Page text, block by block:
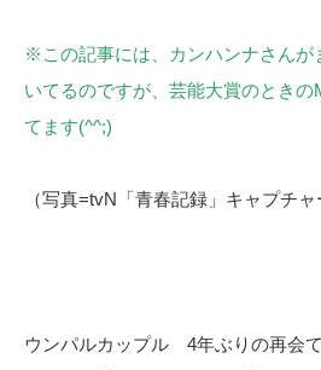
※この記事には、カンハンナさんが
いてるのですが、芸能大賞のとき
てます(^^;)
（写真=tvN「青春記録」キャプチャ
ウンパルカップル 4年ぶりの再会